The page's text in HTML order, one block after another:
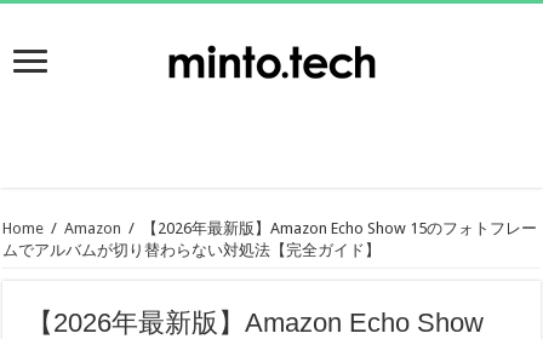
Home / Amazon /
【2026年最新版】Amazon Echo Show 15のフォトフレー
ムでアルバムが切り替わらない対処法【完全ガイド】
【2026年最新版】Amazon Echo Show